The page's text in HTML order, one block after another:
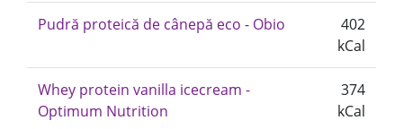
Pudră proteică de cânepă eco - Obio
402
kCal
Whey protein vanilla icecream -
Optimum Nutrition
374
kCal